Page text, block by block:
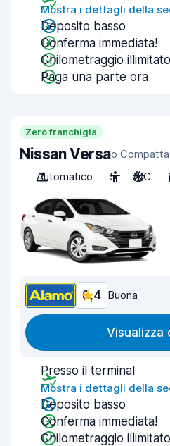
Mostra i dettagli della
Deposito basso
Conferma immediata!
Chilometraggio illimitato
Paga una parte ora
Zero franchigia
Nissan Versao
Automatico
5 A/C
8,4 Buona
Visualizza
Presso il terminal
Mostra i dettagli della
Deposito basso
Conferma immediata!
Chilometraggio illimitato